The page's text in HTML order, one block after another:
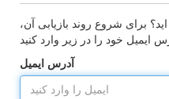
برای شروع روند بازیابی آن،
ایمیل خود را در زیر وارد کنید
آدرس ایمیل